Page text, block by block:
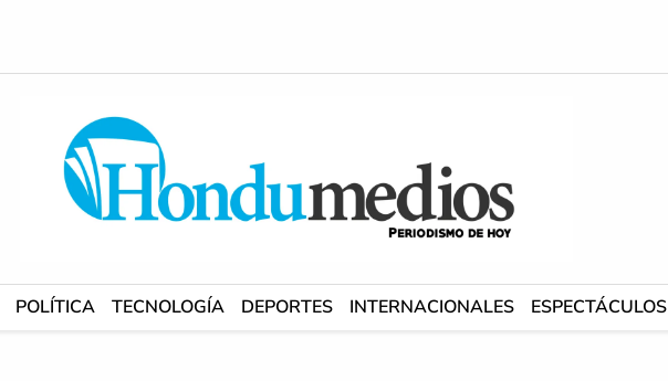
POLÍTICA TECNOLOGÍA DEPORTES INTERNACIONALES ESPECTÁCULOS